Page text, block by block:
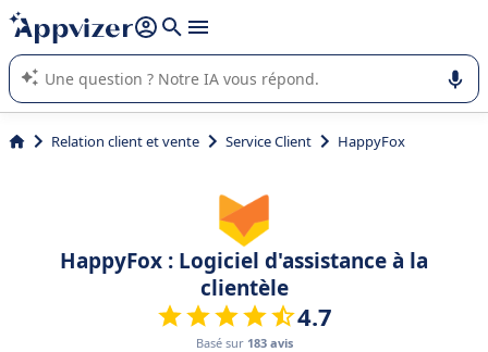
répondre (plusieurs lignes avec
L'IA de Appvizer vous guide dans l'utilisation ou la sélection de
logiciel SaaS en entreprise.
Relation client et vente Service Client HappyFox
HappyFox : Logiciel d'assistance à la
clientèle
4.7
Basé sur 183 avis